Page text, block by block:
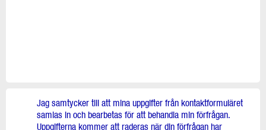
Jag samtycker till att mina uppgifter från kontaktformuläret
samlas in och bearbetas för att behandla min förfrågan.
Uppgifterna kommer att raderas när din förfrågan har